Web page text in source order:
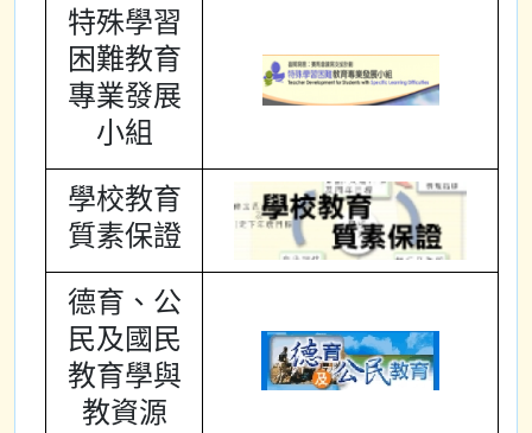
特殊學習
困難教育
專業發展
小組
學校教育
質素保證
德育、公
民及國民
教育學與
教資源